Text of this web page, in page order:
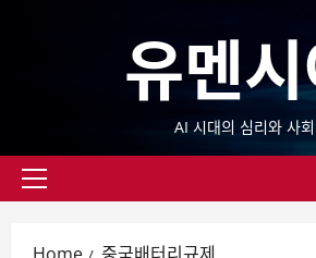
유멘
AI 시대의 심리와 사회
Primary